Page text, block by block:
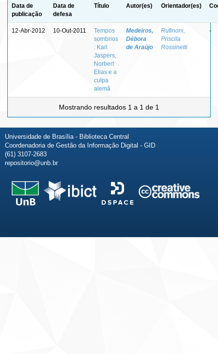
Data de
publicação
Data de
defesa
Título Autor(es) Orientador(es)
12-Abr-2012 10-Out-2011
Tempos
sombrios
: Karl
Jaspers,
Norbert
Elias e a
culpa
alemã
Medeiros,
Débora
de Araújo
Rufinoni,
Priscila
Rossinetti
-
Mostrando resultados 1 a 1 de 1
Universidade de Brasília - Biblioteca Central
Coordenadoria de Gestão da Informação Digital - GID
(61) 3107-2683
repositorio@unb.br